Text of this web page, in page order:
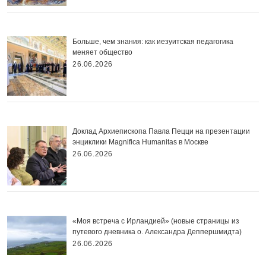
Больше, чем знания: как иезуитская педагогика
меняет общество
26.06.2026
Доклад Архиепископа Павла Пецци на презентации
энциклики Magnifica Нumanitas в Москве
26.06.2026
«Моя встреча с Ирландией» (новые страницы из
путевого дневника о. Александра Деппершмидта)
26.06.2026